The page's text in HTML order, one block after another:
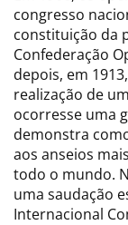
congresso
constituição da
Confederação
depois, em
realização de
ocorresse uma
demonstra
aos anseios
todo o mundo.
uma saudação
Internacional